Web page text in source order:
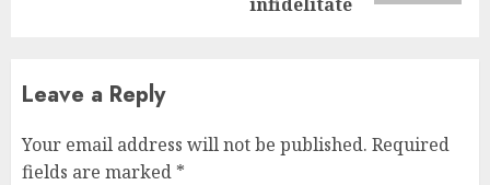
Leave a Reply
Your email address will not be published. Required
fields are marked *